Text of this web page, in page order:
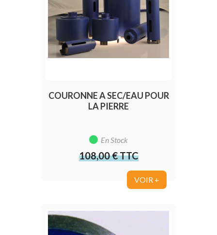
COURONNE A SEC/EAU POUR
LA PIERRE
En Stock
Prix
108,00 € TTC
VOIR +